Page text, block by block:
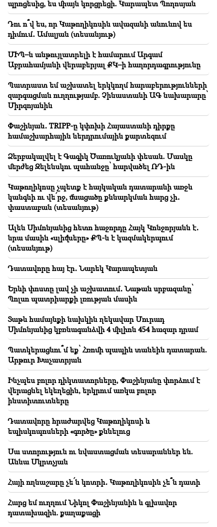
Բազմաթիվ հասցեներում երկար ժամանակ գազ չի
լինելու
23:50
Ի՞նչ եղանակ է սպասվում առաջիկա օրերին
23:18
Ինչ են կանխատեսում աստղերը մեզ համար.
աստղագուշակ 2026 թվականի օգոստոսի 10-16-ի
համար
23:01
Ողբերգական դեպք՝ Երևանում
22:50
Ընդդիմադիրների վիճակը նախանձելի չէ. իրենց
առաջ փորձառու դեմագոգներ են (տեսանյութ)
22:29 Կարևոր
Կարևոր չի ով ինչ ձեռք բերեց հերթական
քաղաքական պրոցեսից, ես միայն կորցրեցի.
Կարապետ Պողոսյան
22:09
2026 թվականի հունիսն ու հուլիսը Եվրոպայում
դարձել են դիտարկումների պատմության ամենաշոգ
ամիսները
21:56
«Ֆելոն հիվանդանոցից պոնչիկ ա ուզել». Գոռ
Հակոբյանը իր ձեռքով որդու համար պոնչիկ է
պատրաստել (տեսանյութ)
21:19
ՏԱՍՍ․ ԱՄՆ հատուկ բանագնացներն առաջիկա 10
օրում կարող են այցելել Կիև և Մոսկվա
20:57
Ինֆլուենսերներին կտուգանեն $5000 քաղաքական
գովազդի համար
20:38
Դու ո՞վ ես, որ Կաթողիկոսին ավազանի անունով ես
դիմում․ Ամալյան (տեսանյութ)
պրոցեսից, ես միայն կորցրեցի. Կարապետ Պողոսյան
Դու ո՞վ ես, որ Կաթողիկոսին ավազանի անունով ես
դիմում․ Ամալյան (տեսանյութ)
ՄԻՊ–ն անթույլատրելի է համարում Արգամ
Աբրահամյանի վերաբերյալ ՔԿ–ի հաղորդագրությունը
Պատրաստ եմ աշխատել երկկողմ հարաբերությունների
զարգացման ուղղությամբ. Չինաստանի ԱԳ նախարարը՝
Միրզոյանին
Փաշինյան․ TRIPP-ը կփոխի Հայաստանի դիրքը
համաշխարհային ներդրումային քարտեզում
Ձերբակալվել է Գագիկ Ծառուկյանի փեսան. Մասկը
մերժեց Զելենսկու պահանջը՝ հարվածել ՌԴ-ին
Կաթողիկոսը չպետք է հայկական դատարանի առջև
կանգնի ու վե՛րջ, մնացածը քննարկման հարց չի․
փաստաբան (տեսանյութ)
Ալեն Սիմոնյանից հետո հաջորդը Հայկ Կոնջորյանն է․
նրա մասին «սլիվները» ՔՊ-ն է կազմակերպում
(տեսանյութ)
Դատավորը հայ էր․ Նարեկ Կարապետյան
Երևի փոստը լավ չի աշխատում․ Նաթան սրբազանը՝
Պոլսո պատրիարքի լռության մասին
Տաթև համայնքի նախկին ղեկավար Մուրադ
Սիմոնյանից կբռնագանձվի 4 միլիոն 454 հազար դրամ
Պատկերացնու՞մ եք՝ Հռոմի պապին տանեին դատարան.
Արթուր Խաչատրյան
Ինչպես բոլոր դիկտատորները, Փաշինյանը փորձում է
վերացնել եկեղեցին, երկրում առկա բոլոր
ինստիտուտները
Դատավորը հրաժարվեց Կաթողիկոսի և
եպիսկոպոսների «գործը» քննելուց
Սա ստորություն ու նվաստացման տեսարաններ են.
Աննա Մկրտչյան
Հայի ողնաշարը չե՛ն կոտրի․ Կաթողիկոսին չե՞ն դատի
Հարց եմ ուղղում Նիկոլ Փաշինյանին և գլխավոր
դատախազին. քաղաքացի